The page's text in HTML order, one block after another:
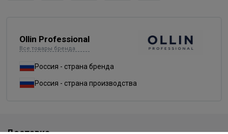
Ollin Professional
Все товары бренда
Россия - страна бренда
Россия - страна производства